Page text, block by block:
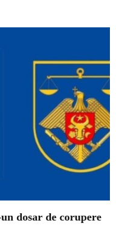
dosar de corupere